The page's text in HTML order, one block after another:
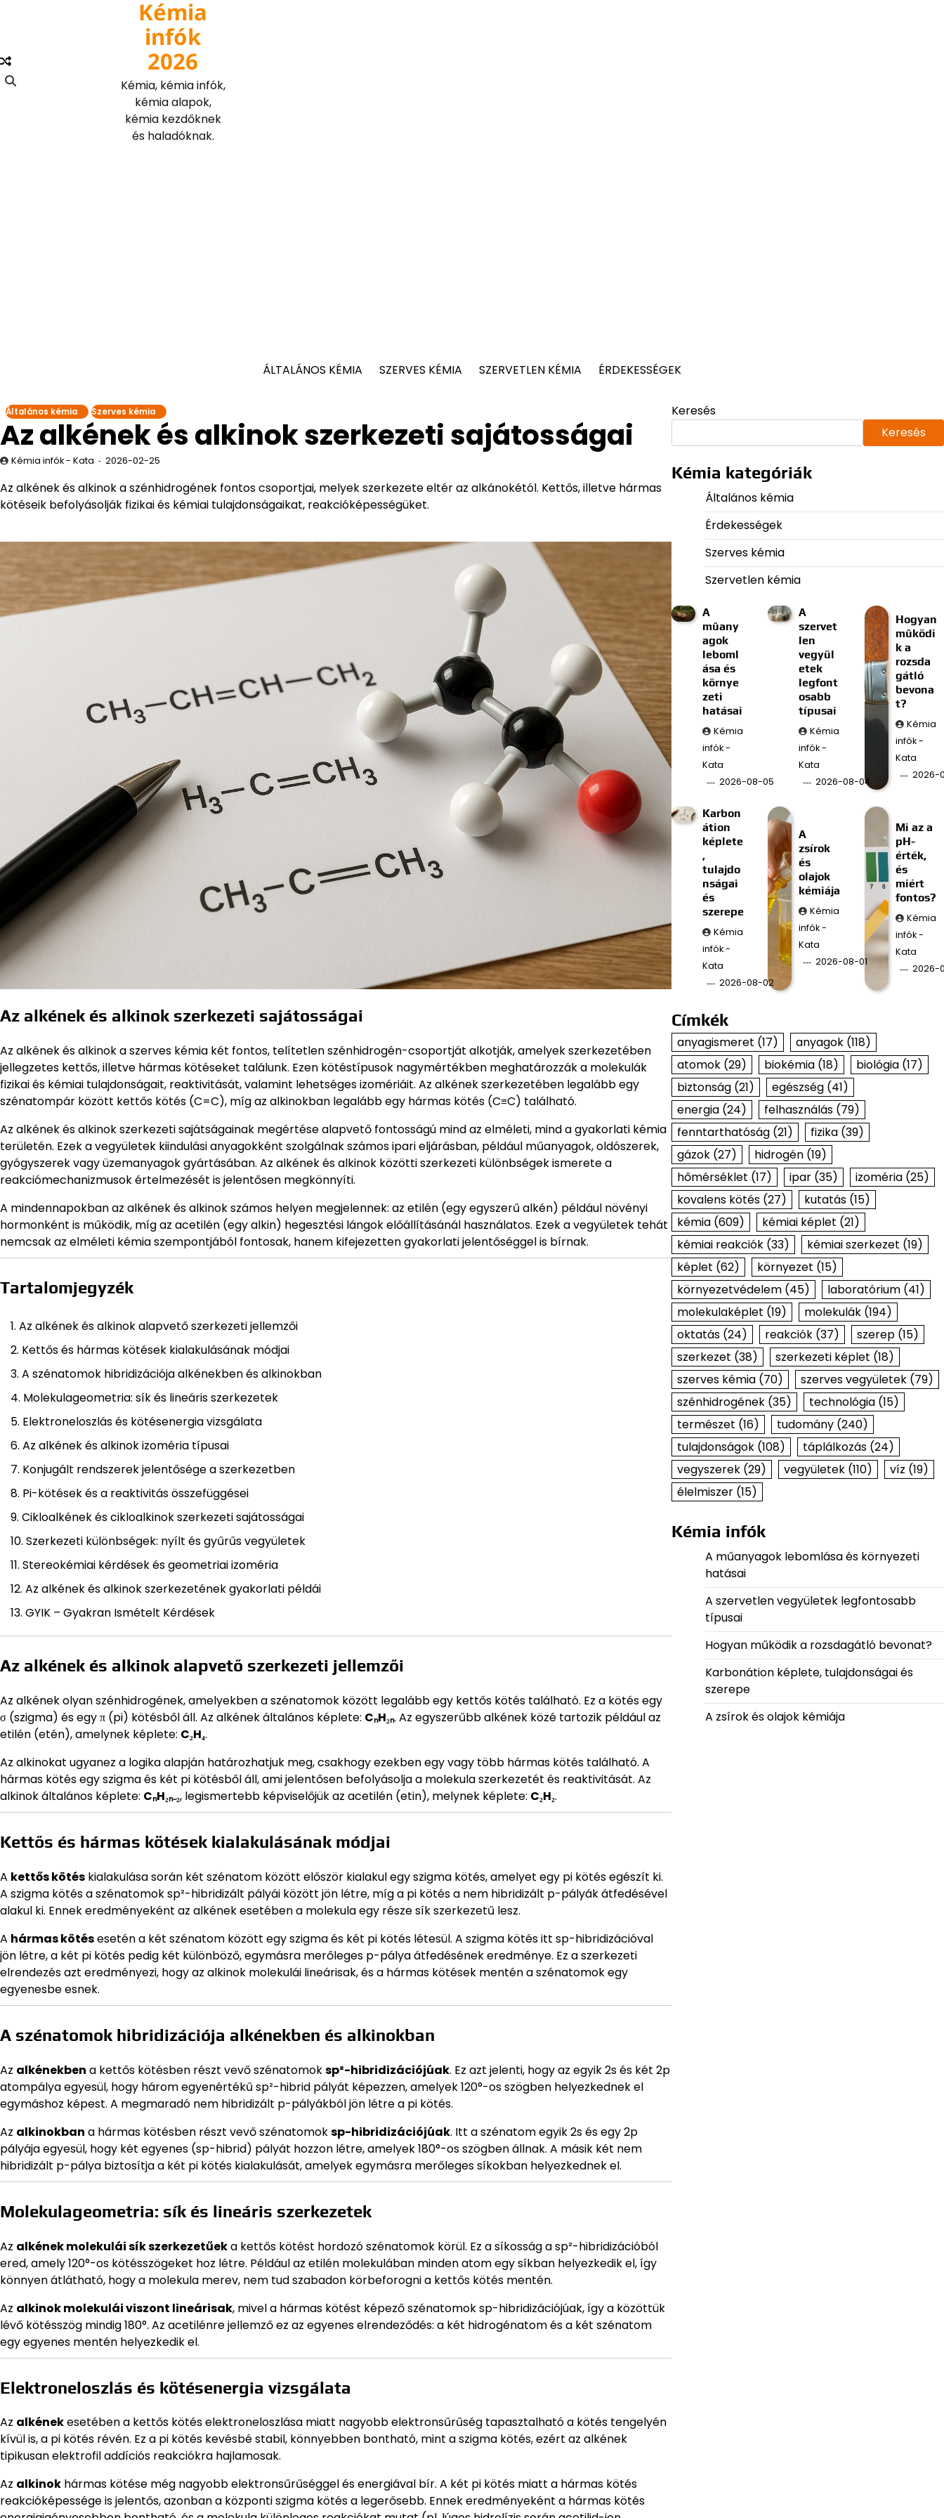
Kémia
infók
2026
Kémia, kémia infók,
kémia alapok,
kémia kezdőknek
és haladóknak.
ÁLTALÁNOS KÉMIA SZERVES KÉMIA SZERVETLEN KÉMIA ÉRDEKESSÉGEK
Általános kémia Szerves kémia
Az alkének és alkinok szerkezeti sajátosságai
Kémia infók - Kata 2026-02-25
Az alkének és alkinok a szénhidrogének fontos csoportjai, melyek szerkezete eltér az alkánokétól. Kettős, illetve hármas
kötéseik befolyásolják fizikai és kémiai tulajdonságaikat, reakcióképességüket.
Az alkének és alkinok szerkezeti sajátosságai
Az alkének és alkinok a szerves kémia két fontos, telítetlen szénhidrogén-csoportját alkotják, amelyek szerkezetében
jellegzetes kettős, illetve hármas kötéseket találunk. Ezen kötéstípusok nagymértékben meghatározzák a molekulák
fizikai és kémiai tulajdonságait, reaktivitását, valamint lehetséges izomériáit. Az alkének szerkezetében legalább egy
szénatompár között kettős kötés (C=C), míg az alkinokban legalább egy hármas kötés (C≡C) található.
Az alkének és alkinok szerkezeti sajátságainak megértése alapvető fontosságú mind az elméleti, mind a gyakorlati kémia
területén. Ezek a vegyületek kiindulási anyagokként szolgálnak számos ipari eljárásban, például műanyagok, oldószerek,
gyógyszerek vagy üzemanyagok gyártásában. Az alkének és alkinok közötti szerkezeti különbségek ismerete a
reakciómechanizmusok értelmezését is jelentősen megkönnyíti.
A mindennapokban az alkének és alkinok számos helyen megjelennek: az etilén (egy egyszerű alkén) például növényi
hormonként is működik, míg az acetilén (egy alkin) hegesztési lángok előállításánál használatos. Ezek a vegyületek tehát
nemcsak az elméleti kémia szempontjából fontosak, hanem kifejezetten gyakorlati jelentőséggel is bírnak.
Tartalomjegyzék
Az alkének és alkinok alapvető szerkezeti jellemzői
Kettős és hármas kötések kialakulásának módjai
A szénatomok hibridizációja alkénekben és alkinokban
Molekulageometria: sík és lineáris szerkezetek
Elektroneloszlás és kötésenergia vizsgálata
Az alkének és alkinok izoméria típusai
Konjugált rendszerek jelentősége a szerkezetben
Pi-kötések és a reaktivitás összefüggései
Cikloalkének és cikloalkinok szerkezeti sajátosságai
Szerkezeti különbségek: nyílt és gyűrűs vegyületek
Stereokémiai kérdések és geometriai izoméria
Az alkének és alkinok szerkezetének gyakorlati példái
GYIK – Gyakran Ismételt Kérdések
Az alkének és alkinok alapvető szerkezeti jellemzői
Az alkének olyan szénhidrogének, amelyekben a szénatomok között legalább egy kettős kötés található. Ez a kötés egy
σ (szigma) és egy π (pi) kötésből áll. Az alkének általános képlete: CₙH₂ₙ. Az egyszerűbb alkének közé tartozik például az
etilén (etén), amelynek képlete: C₂H₄.
Az alkinokat ugyanez a logika alapján határozhatjuk meg, csakhogy ezekben egy vagy több hármas kötés található. A
hármas kötés egy szigma és két pi kötésből áll, ami jelentősen befolyásolja a molekula szerkezetét és reaktivitását. Az
alkinok általános képlete: CₙH₂ₙ₋₂, legismertebb képviselőjük az acetilén (etin), melynek képlete: C₂H₂.
Kettős és hármas kötések kialakulásának módjai
A kettős kötés kialakulása során két szénatom között először kialakul egy szigma kötés, amelyet egy pi kötés egészít ki.
A szigma kötés a szénatomok sp²-hibridizált pályái között jön létre, míg a pi kötés a nem hibridizált p-pályák átfedésével
alakul ki. Ennek eredményeként az alkének esetében a molekula egy része sík szerkezetű lesz.
A hármas kötésesetén a két szénatom között egy szigma és két pi kötés létesül. A szigma kötés itt sp-hibridizációval
jön létre, a két pi kötés pedig két különböző, egymásra merőleges p-pálya átfedésének eredménye. Ez a szerkezeti
elrendezés azt eredményezi, hogy az alkinok molekulái lineárisak, és a hármas kötések mentén a szénatomok egy
egyenesbe esnek.
A szénatomok hibridizációja alkénekben és alkinokban
Az alkénekben a kettős kötésben részt vevő szénatomoksp²-hibridizációjúak. Ez azt jelenti, hogy az egyik 2s és két 2p
atompálya egyesül, hogy három egyenértékű sp²-hibrid pályát képezzen, amelyek 120°-os szögben helyezkednek el
egymáshoz képest. A megmaradó nem hibridizált p-pályákból jön létre a pi kötés.
Az alkinokban a hármas kötésben részt vevő szénatomoksp-hibridizációjúak. Itt a szénatom egyik 2s és egy 2p
pályája egyesül, hogy két egyenes (sp-hibrid) pályát hozzon létre, amelyek 180°-os szögben állnak. A másik két nem
hibridizált p-pálya biztosítja a két pi kötés kialakulását, amelyek egymásra merőleges síkokban helyezkednek el.
Molekulageometria: sík és lineáris szerkezetek
Az alkének molekulái sík szerkezetűeka kettős kötést hordozó szénatomok körül. Ez a síkosság a sp²-hibridizációból
ered, amely 120°-os kötésszögeket hoz létre. Például az etilén molekulában minden atom egy síkban helyezkedik el, így
könnyen átlátható, hogy a molekula merev, nem tud szabadon körbeforogni a kettős kötés mentén.
Az alkinok molekulái viszont lineárisak, mivel a hármas kötést képező szénatomok sp-hibridizációjúak, így a közöttük
lévő kötésszög mindig 180°. Az acetilénre jellemző ez az egyenes elrendeződés: a két hidrogénatom és a két szénatom
egy egyenes mentén helyezkedik el.
Elektroneloszlás és kötésenergia vizsgálata
Az alkénekesetében a kettős kötés elektroneloszlása miatt nagyobb elektronsűrűség tapasztalható a kötés tengelyén
kívül is, a pi kötés révén. Ez a pi kötés kevésbé stabil, könnyebben bontható, mint a szigma kötés, ezért az alkének
tipikusan elektrofil addíciós reakciókra hajlamosak.
Az alkinok hármas kötése még nagyobb elektronsűrűséggel és energiával bír. A két pi kötés miatt a hármas kötés
reakcióképessége is jelentős, azonban a központi szigma kötés a legerősebb. Ennek eredményeként a hármas kötés
Keresés
Keresés
Kémia kategóriák
Általános kémia
Érdekességek
Szerves kémia
Szervetlen kémia
A
műany
agok
leboml
ása és
környe
zeti
hatásai
Kémia
infók -
Kata
2026-08-05
A
szervet
len
vegyül
etek
legfont
osabb
típusai
Kémia
infók -
Kata
2026-08-04
Hogyan
működi
k a
rozsda
gátló
bevona
t?
Kémia
infók -
Kata
2026-
Karbon
átion
képlete
,
tulajdo
nságai
és
szerepe
Kémia
infók -
Kata
2026-08-02
A
zsírok
és
olajok
kémiája
Kémia
infók -
Kata
2026-08-01
Mi az a
pH-
érték,
és
miért
fontos?
Kémia
infók -
Kata
2026-
Címkék
anyagismeret (17) anyagok(118)
atomok(29) biokémia(18) biológia(17)
biztonság(21) egészség(41)
energia(24) felhasználás(79)
fenntarthatóság(21) fizika(39)
gázok(27) hidrogén(19)
hőmérséklet (17) ipar(35) izoméria(25)
kovalens kötés(27) kutatás(15)
kémia(609) kémiai képlet (21)
kémiai reakciók(33) kémiai szerkezet (19)
képlet (62) környezet (15)
környezetvédelem(45) laboratórium(41)
molekulaképlet (19) molekulák(194)
oktatás(24) reakciók(37) szerep(15)
szerkezet (38) szerkezeti képlet (18)
szerves kémia(70) szerves vegyületek(79)
szénhidrogének(35) technológia(15)
természet (16) tudomány(240)
tulajdonságok(108) táplálkozás(24)
vegyszerek(29) vegyületek(110) víz (19)
élelmiszer(15)
Kémia infók
A műanyagok lebomlása és környezeti
hatásai
A szervetlen vegyületek legfontosabb
típusai
Hogyan működik a rozsdagátló bevonat?
Karbonátion képlete, tulajdonságai és
szerepe
A zsírok és olajok kémiája